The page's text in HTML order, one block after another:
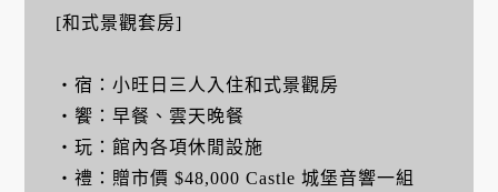
[和式景觀套房]
・宿：小旺日三人入住和式景觀房
・饗：早餐、雲天晚餐
・玩：館內各項休閒設施
・禮：贈市價 $48,000 Castle 城堡音響一組